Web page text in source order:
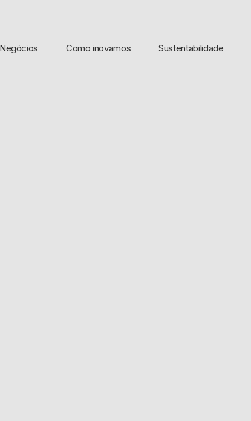
Negócios Como inovamos Sustentabilidade